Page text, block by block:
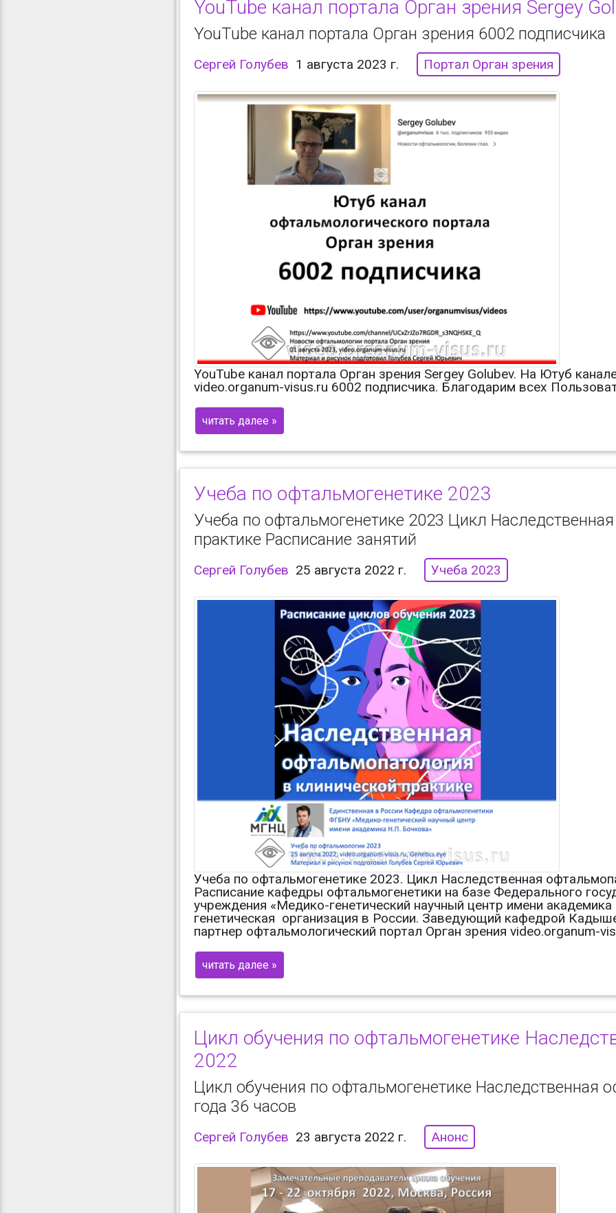
YouTube канал портала Орган зрения Sergey
YouTube канал портала Орган зрения 6002 подписчика
Сергей Голубев 1 августа 2023 г. Портал Орган зрения
YouTube канал портала Орган зрения Sergey Golubev. На Ютуб
video.organum-visus.ru 6002 подписчика. Благодарим всех
читать далее »
Учеба по офтальмогенетике 2023
Учеба по офтальмогенетике 2023 Цикл
практике Расписание занятий
Сергей Голубев 25 августа 2022 г. Учеба 2023
Учеба по офтальмогенетике 2023. Цикл Наследственная
Расписание кафедры офтальмогенетики на базе Федерального
учреждения «Медико-генетический научный центр имени
генетическая организация в России. Заведующий кафедрой
партнер офтальмологический портал Орган зрения video.organum-
читать далее »
Цикл обучения по офтальмогенетике
2022
Цикл обучения по офтальмогенетике Наследственная
года 36 часов
Сергей Голубев 23 августа 2022 г. Анонс